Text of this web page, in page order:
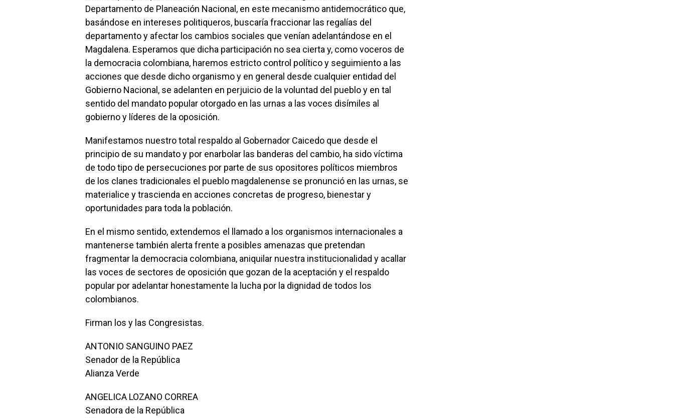
Departamento de Planeación Nacional, en este mecanismo antidemocrático que,
basándose en intereses politiqueros, buscaría fraccionar las regalías del
departamento y afectar los cambios sociales que venían adelantándose en el
Magdalena. Esperamos que dicha participación no sea cierta y, como voceros de
la democracia colombiana, haremos estricto control político y seguimiento a las
acciones que desde dicho organismo y en general desde cualquier entidad del
Gobierno Nacional, se adelanten en perjuicio de la voluntad del pueblo y en tal
sentido del mandato popular otorgado en las urnas a las voces disímiles al
gobierno y líderes de la oposición.
Manifestamos nuestro total respaldo al Gobernador Caicedo que desde el
principio de su mandato y por enarbolar las banderas del cambio, ha sido víctima
de todo tipo de persecuciones por parte de sus opositores políticos miembros
de los clanes tradicionales el pueblo magdalenense se pronunció en las urnas, se
materialice y trascienda en acciones concretas de progreso, bienestar y
oportunidades para toda la población.
En el mismo sentido, extendemos el llamado a los organismos internacionales a
mantenerse también alerta frente a posibles amenazas que pretendan
fragmentar la democracia colombiana, aniquilar nuestra institucionalidad y acallar
las voces de sectores de oposición que gozan de la aceptación y el respaldo
popular por adelantar honestamente la lucha por la dignidad de todos los
colombianos.
Firman los y las Congresistas.
ANTONIO SANGUINO PAEZ
Senador de la República
Alianza Verde
ANGELICA LOZANO CORREA
Senadora de la República